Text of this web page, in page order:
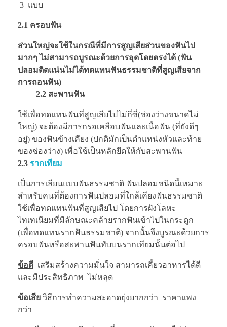
3 แบบ
2.1 ครอบฟัน
ส่วนใหญ่จะใช้ในกรณีที่มีการสูญเสียส่วนของฟันไป
มากๆ ไม่สามารถบูรณะด้วยการอุดโดยตรงได้ (ฟัน
ปลอมติดแน่นไม่ได้ทดแทนฟันธรรมชาติที่สูญเสียจาก
การถอนฟัน)
2.2 สะพานฟัน
ใช้เพื่อทดแทนฟันที่สูญเสียไปไม่กี่ซี่(ช่องว่างขนาดไม่
ใหญ่) จะต้องมีการกรอเคลือบฟันและเนื้อฟัน (ที่ยังดีๆ
อยู่) ของฟันข้างเคียง (ปกติมักเป็นตำแหน่งหัวและท้าย
ของช่องว่าง) เพื่อใช้เป็นหลักยึดให้กับสะพานฟัน
2.3 รากเทียม
เป็นการเลียนแบบฟันธรรมชาติ ฟันปลอมชนิดนี้เหมาะ
สำหรับคนที่ต้องการฟันปลอมที่ใกล้เคียงฟันธรรมชาติ
ใช้เพื่อทดแทนฟันที่สูญเสียไป โดยการฝังโลหะ
ไทเทเนียมที่มีลักษณะคล้ายรากฟันเข้าไปในกระดูก
(เพื่อทดแทนรากฟันธรรมชาติ) จากนั้นจึงบูรณะด้วยการ
ครอบฟันหรือสะพานฟันทับบนรากเทียมนั้นต่อไป
ข้อดี เสริมสร้างความมั่นใจ สามารถเคี้ยวอาหารได้ดี
และมีประสิทธิภาพ ไม่หลุด
ข้อเสีย วิธีการทำความสะอาดยุ่งยากกว่า ราคาแพง
กว่า